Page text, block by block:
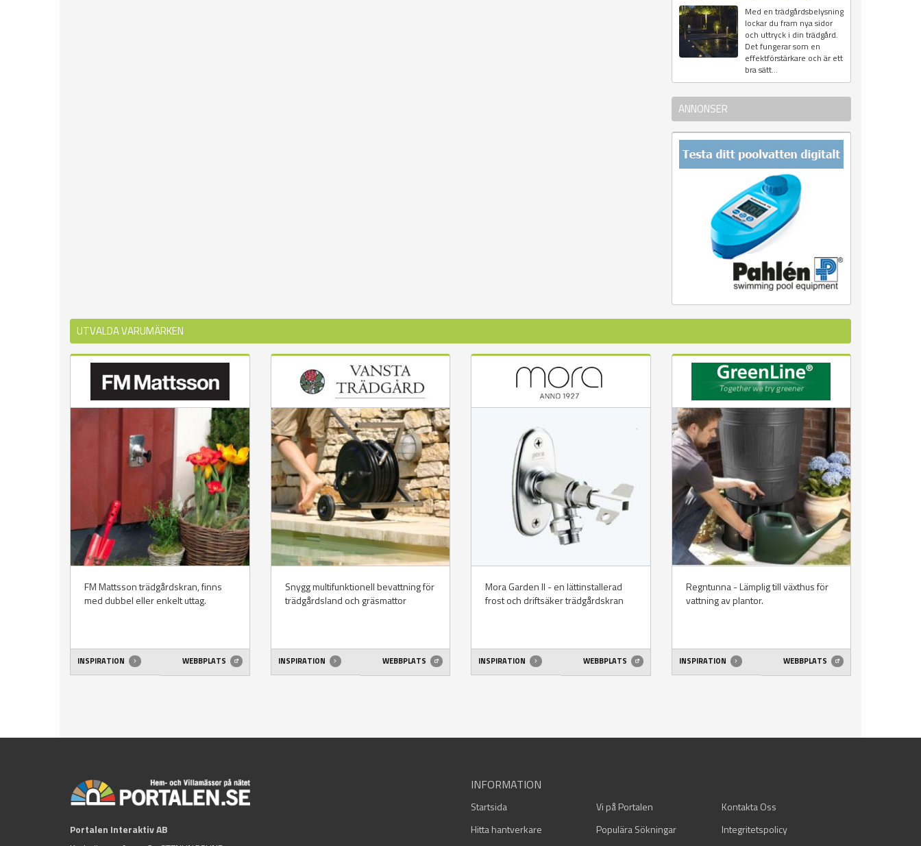
Med en trädgårdsbelysning
lockar du fram nya sidor
och uttryck i din trädgård.
Det fungerar som en
effektförstärkare och är ett
bra sätt...
ANNONSER
UTVALDA VARUMÄRKEN
FM Mattsson trädgårdskran, finns
med dubbel eller enkelt uttag.
INSPIRATION WEBBPLATS
Snygg multifunktionell bevattning för
trädgårdsland och gräsmattor
INSPIRATION WEBBPLATS
Mora Garden II - en lättinstallerad
frost och driftsäker trädgårdskran
INSPIRATION WEBBPLATS
Regntunna - Lämplig till växthus för
vattning av plantor.
INSPIRATION WEBBPLATS
Portalen Interaktiv AB
INFORMATION
Startsida Vi på Portalen
Kontakta Oss
Hitta hantverkare
Populära Sökningar
Integritetspolicy